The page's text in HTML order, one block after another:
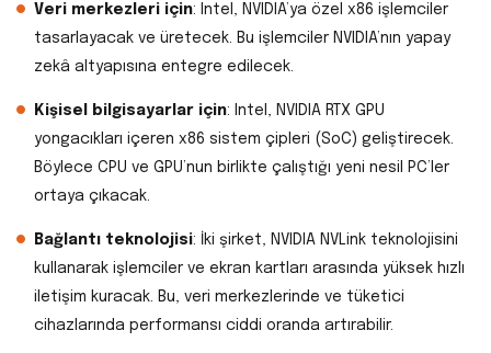
Veri merkezleri için: Intel, NVIDIA’ya özel x86 işlemciler
tasarlayacak ve üretecek. Bu işlemciler NVIDIA’nın yapay
zekâ altyapısına entegre edilecek.
Kişisel bilgisayarlar için: Intel, NVIDIA RTX GPU
yongacıkları içeren x86 sistem çipleri (SoC) geliştirecek.
Böylece CPU ve GPU’nun birlikte çalıştığı yeni nesil PC’ler
ortaya çıkacak.
Bağlantı teknolojisi: İki şirket, NVIDIA NVLink teknolojisini
kullanarak işlemciler ve ekran kartları arasında yüksek hızlı
iletişim kuracak. Bu, veri merkezlerinde ve tüketici
cihazlarında performansı ciddi oranda artırabilir.